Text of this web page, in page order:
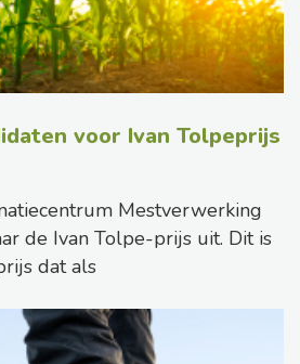
voor Ivan Tolpeprijs
Mestverwerking
de Ivan Tolpe-prijs uit. Dit is
dat als